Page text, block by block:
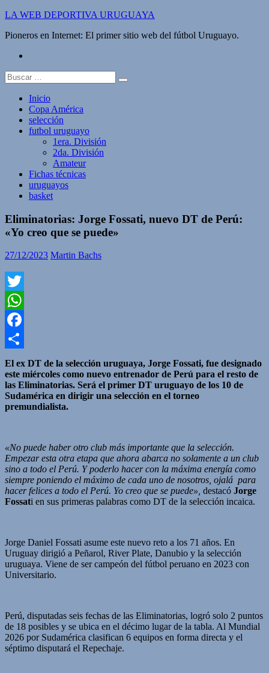
Saltar
contenido
LA WEB DEPORTIVA URUGUAYA
Pioneros en Internet: El primer sitio web del fútbol Uruguayo.
Buscar:
Inicio
Copa América
selección
futbol uruguayo
1era. División
2da. División
Amateur
Fichas técnicas
uruguayos
basket
Eliminatorias: Jorge Fossati, nuevo DT de Perú:
«Yo creo que se puede»
27/12/2023 Martin Bachs
Twitter
WhatsApp
Facebook
Compartir
El ex DT de la selección uruguaya, Jorge Fossati, fue designado
este miércoles como nuevo entrenador de Perú para el resto de
las Eliminatorias. Será el primer DT uruguayo de los 10 de
Sudamérica en dirigir una selección en el torneo
premundialista.
«No puede haber otro club más importante que la selección.
Empezar esta otra etapa que ahora abarca no solamente a un club
sino a todo el Perú. Y poderlo hacer con la máxima energía como
siempre poniendo el máximo de cada uno de nosotros, ojalá para
hacer felices a todo el Perú. Yo creo que se puede», destacó Jorge
Fossati en sus primeras palabras como DT de la selección incaica.
Jorge Daniel Fossati asume este nuevo reto a los 71 años. En
Uruguay dirigió a Peñarol, River Plate, Danubio y la selección
uruguaya. Viene de ser campeón del fútbol peruano en 2023 con
Universitario.
Perú, disputadas seis fechas de las Eliminatorias, logró solo 2 puntos
de 18 posibles y se ubica en el décimo lugar de la tabla. Al Mundial
2026 por Sudamérica clasifican 6 equipos en forma directa y el
séptimo disputará el Repechaje.